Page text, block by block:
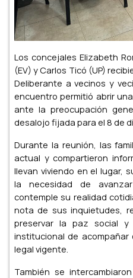
Los concejales Elizabeth
(EV) y Carlos Ticó (UP)
Deliberante a vecinos y
encuentro permitió abrir
ante la preocupación
desalojo fijada para el 8 de
Durante la reunión, las
actual y compartieron
llevan viviendo en el lugar,
la necesidad de
contemple su realidad
nota de sus inquietudes,
preservar la paz social y
institucional de
legal vigente.
También se